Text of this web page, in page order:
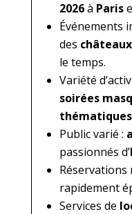
2026à Paris
Événements
des châteaux
le temps.
Variété
soirées
thématiques
Public varié :
passionnés d’
Réservations
rapidement
Services de